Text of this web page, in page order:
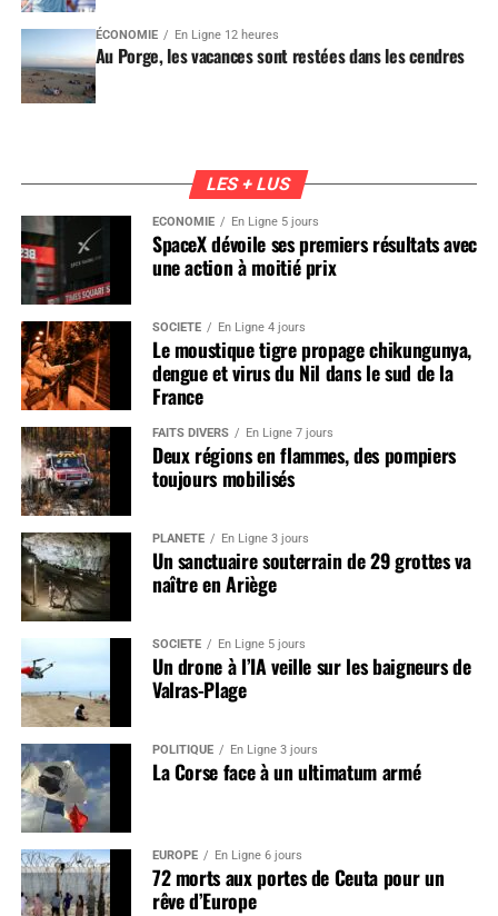
ÉCONOMIE En Ligne 12 heures
Au Porge, les vacances sont restées dans les cendres
LES + LUS
ÉCONOMIE En Ligne 5 jours
SpaceX dévoile ses premiers résultats avec
une action à moitié prix
SOCIÉTÉ En Ligne 4 jours
Le moustique tigre propage chikungunya,
dengue et virus du Nil dans le sud de la
France
FAITS DIVERS En Ligne 7 jours
Deux régions en flammes, des pompiers
toujours mobilisés
PLANÈTE En Ligne 3 jours
Un sanctuaire souterrain de 29 grottes va
naître en Ariège
SOCIÉTÉ En Ligne 5 jours
Un drone à l’IA veille sur les baigneurs de
Valras-Plage
POLITIQUE En Ligne 3 jours
La Corse face à un ultimatum armé
EUROPE En Ligne 6 jours
72 morts aux portes de Ceuta pour un
rêve d’Europe